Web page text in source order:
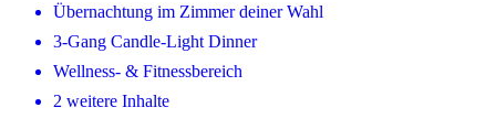
Übernachtung im Zimmer deiner Wahl
3-Gang Candle-Light Dinner
Wellness- & Fitnessbereich
2 weitere Inhalte